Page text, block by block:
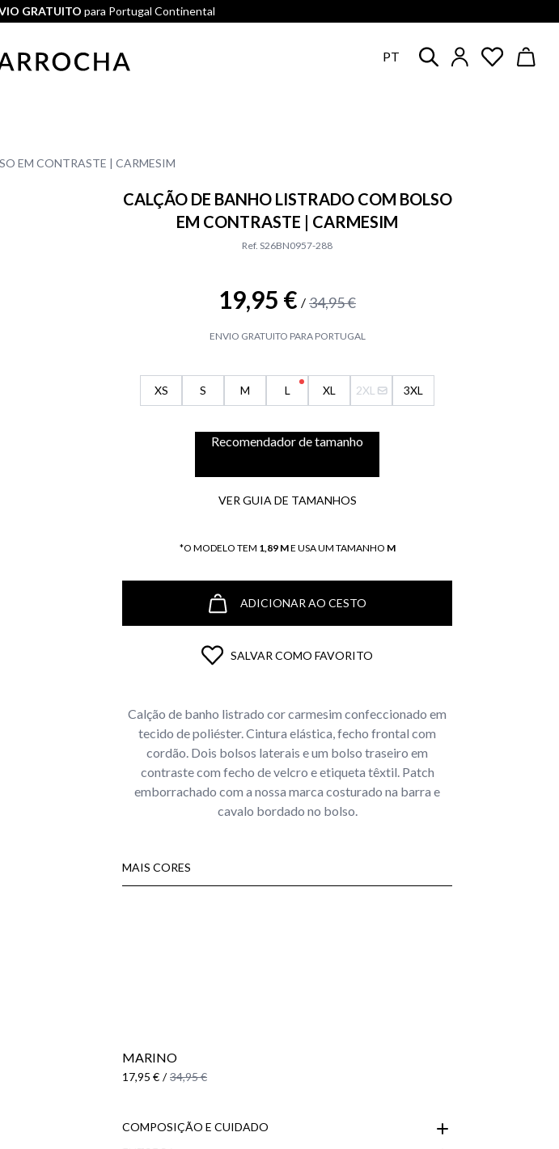
GRATUITO para Portugal Continental
PT
EM CONTRASTE | CARMESIM
CALÇÃO DE BANHO LISTRADO COM BOLSO
EM CONTRASTE | CARMESIM
Ref. S26BN0957-288
19,95 € / 34,95 €
ENVIO GRATUITO PARA PORTUGAL
XS S M L XL 2XL 3XL
Recomendador de tamanho
VER GUIA DE TAMANHOS
*O MODELO TEM 1,89 ME USA UM TAMANHO M
ADICIONAR AO CESTO
SALVAR COMO FAVORITO
Calção de banho listrado cor carmesim confeccionado em
tecido de poliéster. Cintura elástica, fecho frontal com
cordão. Dois bolsos laterais e um bolso traseiro em
contraste com fecho de velcro e etiqueta têxtil. Patch
emborrachado com a nossa marca costurado na barra e
cavalo bordado no bolso.
MAIS CORES
MARINO
17,95 € / 34,95 €
COMPOSIÇÃO E CUIDADO